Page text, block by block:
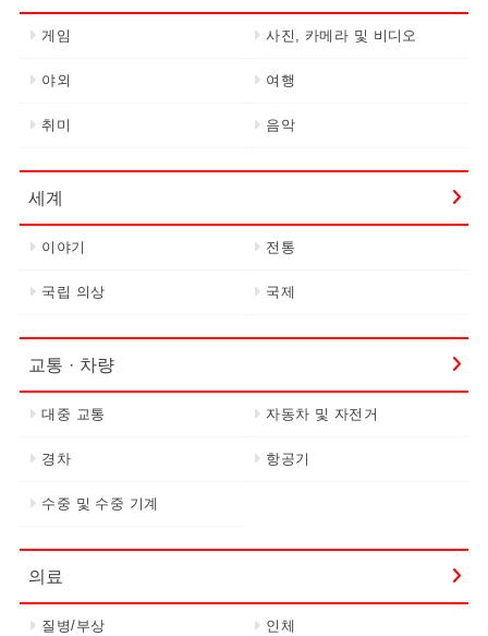
게임 사진, 카메라 및 비디오
야외 여행
취미 음악
세계
이야기 전통
국립 의상 국제
교통 · 차량
대중 교통 자동차 및 자전거
경차 항공기
수중 및 수중 기계
의료
질병/부상 인체